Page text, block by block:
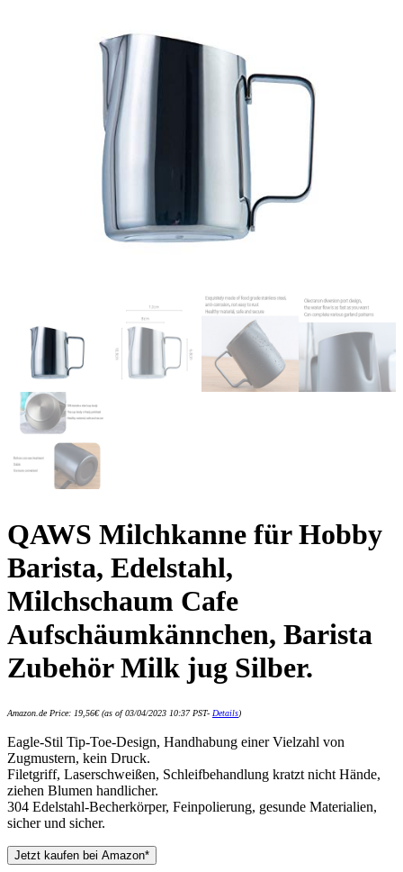
QAWS Milchkanne für Hobby
Barista, Edelstahl,
Milchschaum Cafe
Aufschäumkännchen, Barista
Zubehör Milk jug Silber.
Amazon.de Price: 19,56€(as of 03/04/2023 10:37 PST- Details)
Eagle-Stil Tip-Toe-Design, Handhabung einer Vielzahl von
Zugmustern, kein Druck.
Filetgriff, Laserschweißen, Schleifbehandlung kratzt nicht Hände,
ziehen Blumen handlicher.
304 Edelstahl-Becherkörper, Feinpolierung, gesunde Materialien,
sicher und sicher.
Jetzt kaufen bei Amazon*